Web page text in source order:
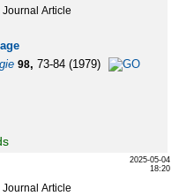
Journal Article
98, 73-84 (1979)
2025-05-04
18:20
Journal Article